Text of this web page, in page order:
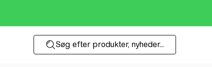
Søg efter produkter, nyheder...